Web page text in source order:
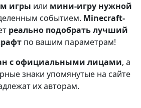
игры или мини-игру нужной
событием. Minecraft-
реально подобрать лучший
по вашим параметрам!
с официальными лицами, а
знаки упомянутые на сайте
их авторам.